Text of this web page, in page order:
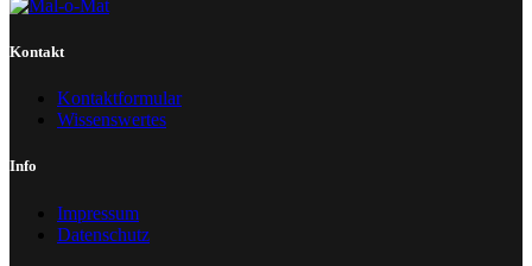
Kontakt
Kontaktformular
Wissenswertes
Info
Impressum
Datenschutz